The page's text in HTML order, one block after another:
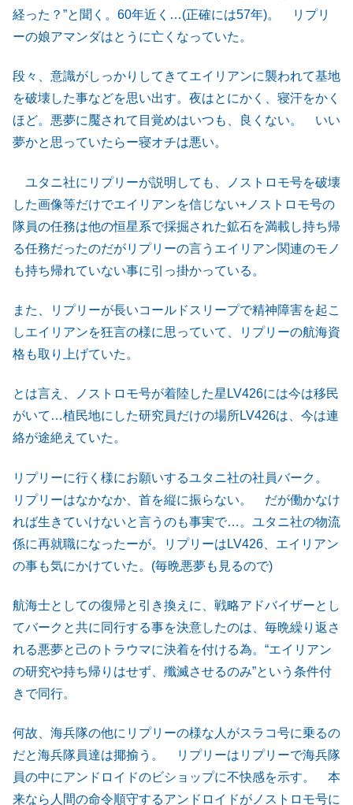
経った？”と聞く。60年近く…(正確には57年)。 リプリ
ーの娘アマンダはとうに亡くなっていた。
段々、意識がしっかりしてきてエイリアンに襲われて基地
を破壊した事などを思い出す。夜はとにかく、寝汗をかく
ほど。悪夢に魘されて目覚めはいつも、良くない。 いい
夢かと思っていたらー寝オチは悪い。
ユタニ社にリプリーが説明しても、ノストロモ号を破壊
した画像等だけでエイリアンを信じない+ノストロモ号の
隊員の任務は他の恒星系で採掘された鉱石を満載し持ち帰
る任務だったのだがリプリーの言うエイリアン関連のモノ
も持ち帰れていない事に引っ掛かっている。
また、リプリーが長いコールドスリープで精神障害を起こ
しエイリアンを狂言の様に思っていて、リプリーの航海資
格も取り上げていた。
とは言え、ノストロモ号が着陸した星LV426には今は移民
がいて…植民地にした研究員だけの場所LV426は、今は連
絡が途絶えていた。
リプリーに行く様にお願いするユタニ社の社員バーク。
リプリーはなかなか、首を縦に振らない。 だが働かなけ
れば生きていけないと言うのも事実で…。ユタニ社の物流
係に再就職になったーが。リプリーはLV426、エイリアン
の事も気にかけていた。(毎晩悪夢も見るので)
航海士としての復帰と引き換えに、戦略アドバイザーとし
てバークと共に同行する事を決意したのは、毎晩繰り返さ
れる悪夢と己のトラウマに決着を付ける為。“エイリアン
の研究や持ち帰りはせず、殲滅させるのみ”という条件付
きで同行。
何故、海兵隊の他にリプリーの様な人がスラコ号に乗るの
だと海兵隊員達は揶揄う。 リプリーはリプリーで海兵隊
員の中にアンドロイドのビショップに不快感を示す。 本
来なら人間の命令順守するアンドロイドがノストロモ号に